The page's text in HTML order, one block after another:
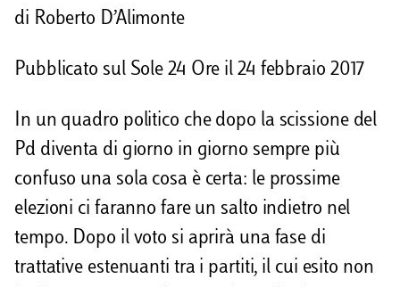
d
v
di Roberto D’Alimonte
Pubblicato sul Sole 24 Ore il 24 febbraio 2017
In un quadro politico che dopo la scissione del
Pd diventa di giorno in giorno sempre più
confuso una sola cosa è certa: le prossime
elezioni ci faranno fare un salto indietro nel
tempo. Dopo il voto si aprirà una fase di
trattative estenuanti tra i partiti, il cui esito non